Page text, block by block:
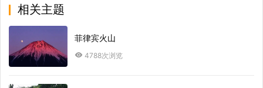
相关主题
菲律宾火山
4788次浏览